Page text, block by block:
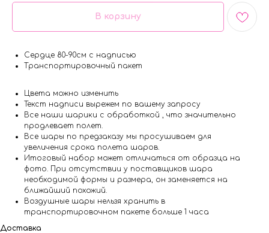
В корзину
Сердце 80-90см с надписью
Транспортировочный пакет
Цвета можно изменить
Текст надписи вырежем по вашему запросу
Все наши шарики с обработкой , что значительно
продлевает полет.
Все шары по предзаказу мы просушиваем для
увеличения срока полета шаров.
Итоговый набор может отличаться от образца на
фото. При отсутствии у поставщиков шара
необходимой формы и размера, он заменяется на
ближайший похожий.
Воздушные шары нельзя хранить в
транспортировочном пакете больше 1 часа
Доставка